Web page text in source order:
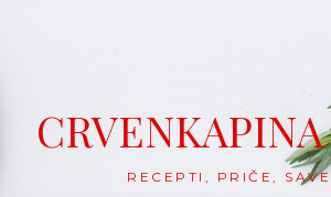
RECEPTI, PRIČE,